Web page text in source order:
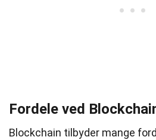
Fordele ved
Blockchain tilbyder mange